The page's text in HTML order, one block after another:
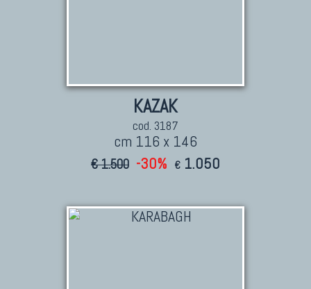
KAZAK
cod. 3187
cm 116 x 146
€ 1.500 -30% € 1.050